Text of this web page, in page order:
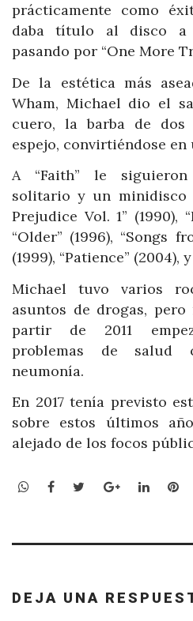
prácticamente como
daba título al disco a
pasando por “One More
De la estética más
Wham, Michael dio el
cuero, la barba de
espejo, convirtiéndose
A “Faith” le
solitario y un minidisco
Prejudice Vol. 1” (1990),
“Older” (1996), “Songs
(1999), “Patience” (2004),
Michael tuvo varios
asuntos de drogas, pero
partir de 2011
problemas de salud
neumonía.
En 2017 tenía previsto
sobre estos últimos
alejado de los focos
WhatsApp
Facebook
TwitterGoogle+LinkedIn
DEJA UNA